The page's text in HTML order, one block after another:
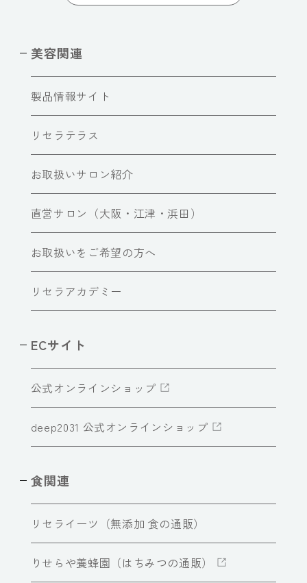
美容関連
製品情報サイト
リセラテラス
お取扱いサロン紹介
直営サロン（大阪・江津・浜田）
お取扱いをご希望の方へ
リセラアカデミー
ECサイト
公式オンラインショップ
deep2031 公式オンラインショップ
食関連
リセライーツ（無添加 食の通販）
りせらや養蜂園（はちみつの通販）